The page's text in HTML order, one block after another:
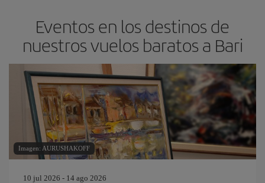
Eventos en los destinos de
nuestros vuelos baratos a Bari
Imagen: AURUSHAKOFF
10 jul 2026 - 14 ago 2026